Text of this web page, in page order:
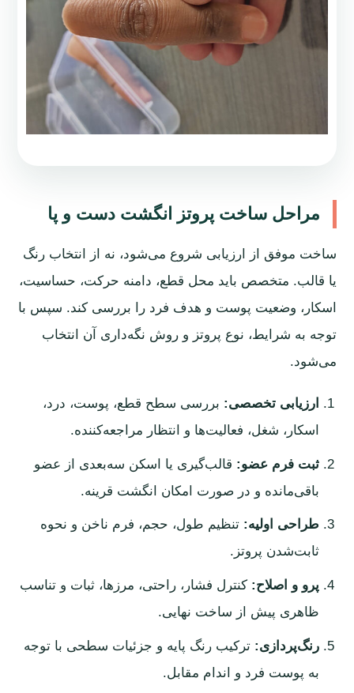
مراحل ساخت پروتز انگشت دست و پا
ساخت موفق از ارزیابی شروع می‌شود، نه از انتخاب رنگ
یا قالب. متخصص باید محل قطع، دامنه حرکت، حساسیت،
اسکار، وضعیت پوست و هدف فرد را بررسی کند. سپس با
توجه به شرایط، نوع پروتز و روش نگه‌داری آن انتخاب
می‌شود.
ارزیابی تخصصی: بررسی سطح قطع، پوست، درد،
اسکار، شغل، فعالیت‌ها و انتظار مراجعه‌کننده.
ثبت فرم عضو: قالب‌گیری یا اسکن سه‌بعدی از عضو
باقی‌مانده و در صورت امکان انگشت قرینه.
طراحی اولیه: تنظیم طول، حجم، فرم ناخن و نحوه
ثابت‌شدن پروتز.
پرو و اصلاح: کنترل فشار، راحتی، مرزها، ثبات و تناسب
ظاهری پیش از ساخت نهایی.
رنگ‌پردازی: ترکیب رنگ پایه و جزئیات سطحی با توجه
به پوست فرد و اندام مقابل.